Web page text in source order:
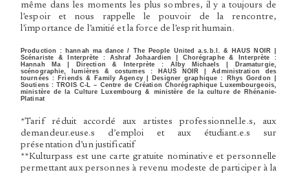
même dans les moments les plus sombres, il y a toujours de
l’espoir et nous rappelle le pouvoir de la rencontre,
l’importance de l’amitié et la force de l’esprit humain.
Production : hannah ma dance / The People United a.s.b.l. & HAUS NOIR |
Scénariste &
Interprète : Ashraf Johaardien | Chorégraphe & Interprète :
Hannah Ma |
Direction & Interprète : Alby Michaels | Dramaturgie,
scénographie, lumières & costumes : HAUS NOIR |Administration des
tournées: Friends & Family Agency | Designer graphique : Rhys Gordon |
Soutiens: TROIS C-L – Centre de Création Chorégraphique Luxembourgeois,
ministère de la Culture Luxembourg & ministère de la culture de Rhénanie-
Platinat
*Tarif réduit accordé aux artistes professionnel.le.s, aux
demandeur.euse.s d’emploi et aux étudiant.e.s sur
présentation d’un justificatif
**Kulturpass est une carte gratuite nominative et personnelle
permettant aux personnes à revenu modeste de participer à la